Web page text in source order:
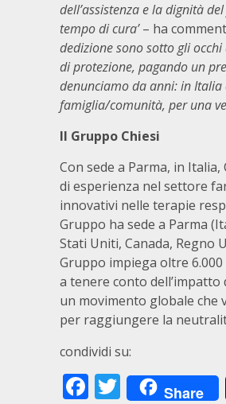
dell’assistenza e la dignità
tempo di cura’– ha
dedizione sono sotto gli
di protezione, pagando un
denunciamo da anni: in
famiglia/comunità, per una
Il Gruppo Chiesi
Con sede a Parma, in
di esperienza nel settore
innovativi nelle terapie
Gruppo ha sede a Parma
Stati Uniti, Canada, Regno
Gruppo impiega oltre
a tenere conto
un movimento globale che
per raggiungere la
condividi su:
Facebook
Twitter
Share